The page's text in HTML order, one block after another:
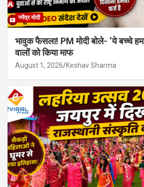
नरेंद्र मोदी
भावुक फैसला! PM मोदी बोले- ‘ये बच्चे
वालों को किया माफ
August 1, 2026 Keshav Sharma